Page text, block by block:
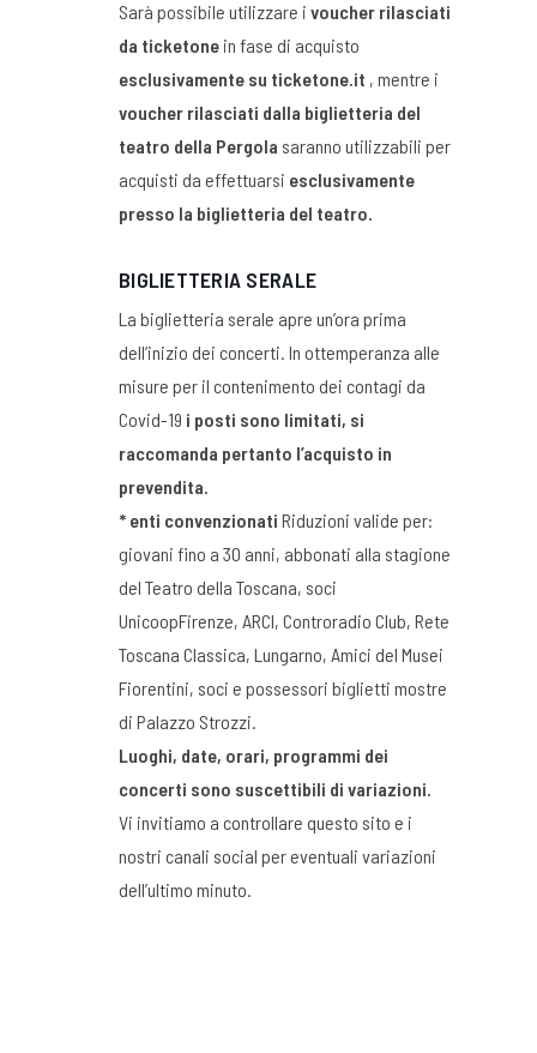
Sarà possibile utilizzare i voucher rilasciati
da ticketone in fase di acquisto
esclusivamente su ticketone.it , mentre i
voucher rilasciati dalla biglietteria del
teatro della Pergola saranno utilizzabili per
acquisti da effettuarsi esclusivamente
presso la biglietteria del teatro.
BIGLIETTERIA SERALE
La biglietteria serale apre un’ora prima
dell’inizio dei concerti. In ottemperanza alle
misure per il contenimento dei contagi da
Covid-19 i posti sono limitati, si
raccomanda pertanto l’acquisto in
prevendita.
* enti convenzionati Riduzioni valide per:
giovani fino a 30 anni, abbonati alla stagione
del Teatro della Toscana, soci
UnicoopFirenze, ARCI, Controradio Club, Rete
Toscana Classica, Lungarno, Amici del Musei
Fiorentini, soci e possessori biglietti mostre
di Palazzo Strozzi.
Luoghi, date, orari, programmi dei
concerti sono suscettibili di variazioni.
Vi invitiamo a controllare questo sito e i
nostri canali social per eventuali variazioni
dell’ultimo minuto.